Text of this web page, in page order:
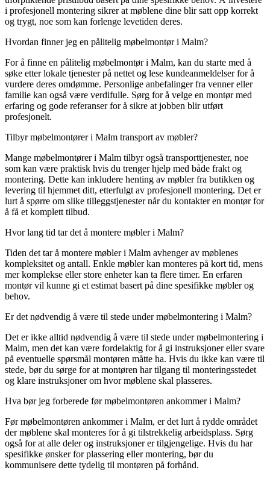
i profesjonell montering sikrer at møblene dine blir satt opp korrekt
og trygt, noe som kan forlenge levetiden deres.
Hvordan finner jeg en pålitelig møbelmontør i Malm?
For å finne en pålitelig møbelmontør i Malm, kan du starte med å
søke etter lokale tjenester på nettet og lese kundeanmeldelser for å
vurdere deres omdømme. Personlige anbefalinger fra venner eller
familie kan også være verdifulle. Sørg for å velge en montør med
erfaring og gode referanser for å sikre at jobben blir utført
profesjonelt.
Tilbyr møbelmontører i Malm transport av møbler?
Mange møbelmontører i Malm tilbyr også transporttjenester, noe
som kan være praktisk hvis du trenger hjelp med både frakt og
montering. Dette kan inkludere henting av møbler fra butikken og
levering til hjemmet ditt, etterfulgt av profesjonell montering. Det er
lurt å spørre om slike tilleggstjenester når du kontakter en montør for
å få et komplett tilbud.
Hvor lang tid tar det å montere møbler i Malm?
Tiden det tar å montere møbler i Malm avhenger av møblenes
kompleksitet og antall. Enkle møbler kan monteres på kort tid, mens
mer komplekse eller store enheter kan ta flere timer. En erfaren
montør vil kunne gi et estimat basert på dine spesifikke møbler og
behov.
Er det nødvendig å være til stede under møbelmontering i Malm?
Det er ikke alltid nødvendig å være til stede under møbelmontering i
Malm, men det kan være fordelaktig for å gi instruksjoner eller svare
på eventuelle spørsmål montøren måtte ha. Hvis du ikke kan være til
stede, bør du sørge for at montøren har tilgang til monteringsstedet
og klare instruksjoner om hvor møblene skal plasseres.
Hva bør jeg forberede før møbelmontøren ankommer i Malm?
Før møbelmontøren ankommer i Malm, er det lurt å rydde området
der møblene skal monteres for å gi tilstrekkelig arbeidsplass. Sørg
også for at alle deler og instruksjoner er tilgjengelige. Hvis du har
spesifikke ønsker for plassering eller montering, bør du
kommunisere dette tydelig til montøren på forhånd.